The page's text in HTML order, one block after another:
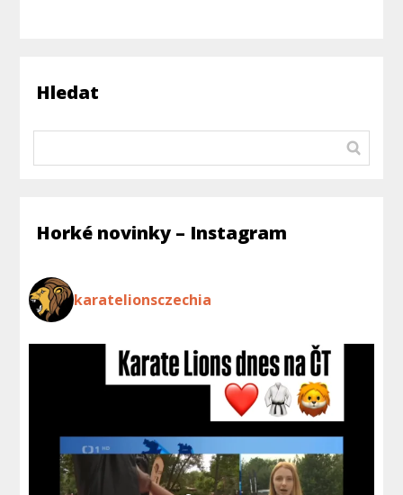
Hledat
Horké novinky – Instagram
karatelionsczechia